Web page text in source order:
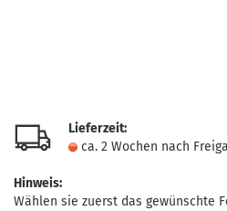
Lieferzeit:
ca. 2 Wochen nach
Hinweis:
Wählen sie zuerst das gewünschte